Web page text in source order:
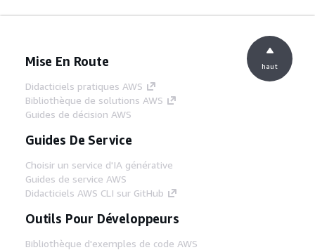
Mise En Route
Didacticiels pratiques AWS
Bibliothèque de solutions AWS
Guides de décision AWS
Guides De Service
Choisir un service d'IA générative
Guides de service AWS
Didacticiels AWS CLI sur GitHub
Outils Pour Développeurs
Bibliothèque d'exemples de code AWS
haut